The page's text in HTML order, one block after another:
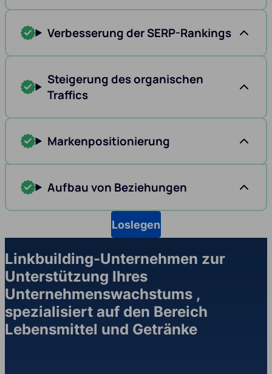
Verbesserung der SERP-Rankings
Steigerung des organischen
Traffics
Markenpositionierung
Aufbau von Beziehungen
Loslegen
Linkbuilding-Unternehmen zur
Unterstützung Ihres
Unternehmenswachstums ,
spezialisiert auf den Bereich
Lebensmittel und Getränke